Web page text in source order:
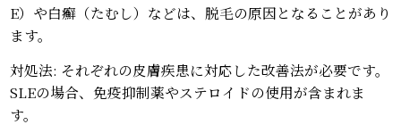
E）や白癬（たむし）などは、脱毛の原因となることがあり
ます。
対処法: それぞれの皮膚疾患に対応した改善法が必要です。
SLEの場合、免疫抑制薬やステロイドの使用が含まれま
す。